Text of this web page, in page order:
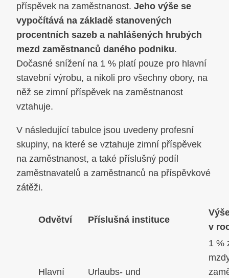
příspěvek na zaměstnanost. Jeho výše se
vypočítává na základě stanovených
procentních sazeb a nahlášených hrubých
mezd zaměstnanců daného podniku.
Dočasné snížení na 1 % platí pouze pro hlavní
stavební výrobu, a nikoli pro všechny obory, na
něž se zimní příspěvek na zaměstnanost
vztahuje.
V následující tabulce jsou uvedeny profesní
skupiny, na které se vztahuje zimní příspěvek
na zaměstnanost, a také příslušný podíl
zaměstnavatelů a zaměstnanců na příspěvkové
zátěži.
Odvětví Příslušná instituce
v
Hlavní
Urlaubs- und
1 %